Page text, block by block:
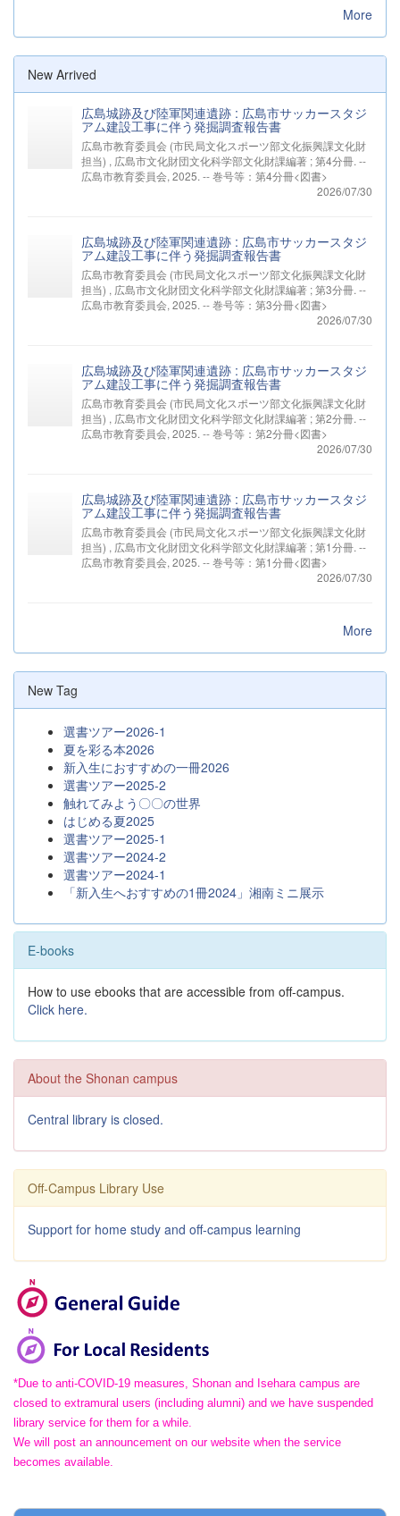
More
New Arrived
広島城跡及び陸軍関連遺跡 : 広島市サッカースタジ
アム建設工事に伴う発掘調査報告書
広島市教育委員会 (市民局文化スポーツ部文化振興課文化財
担当) , 広島市文化財団文化科学部文化財課編著 ; 第4分冊. --
広島市教育委員会, 2025. -- 巻号等：第4分冊<図書>
2026/07/30
広島城跡及び陸軍関連遺跡 : 広島市サッカースタジ
アム建設工事に伴う発掘調査報告書
広島市教育委員会 (市民局文化スポーツ部文化振興課文化財
担当) , 広島市文化財団文化科学部文化財課編著 ; 第3分冊. --
広島市教育委員会, 2025. -- 巻号等：第3分冊<図書>
2026/07/30
広島城跡及び陸軍関連遺跡 : 広島市サッカースタジ
アム建設工事に伴う発掘調査報告書
広島市教育委員会 (市民局文化スポーツ部文化振興課文化財
担当) , 広島市文化財団文化科学部文化財課編著 ; 第2分冊. --
広島市教育委員会, 2025. -- 巻号等：第2分冊<図書>
2026/07/30
広島城跡及び陸軍関連遺跡 : 広島市サッカースタジ
アム建設工事に伴う発掘調査報告書
広島市教育委員会 (市民局文化スポーツ部文化振興課文化財
担当) , 広島市文化財団文化科学部文化財課編著 ; 第1分冊. --
広島市教育委員会, 2025. -- 巻号等：第1分冊<図書>
2026/07/30
More
New Tag
選書ツアー2026-1
夏を彩る本2026
新入生におすすめの一冊2026
選書ツアー2025-2
触れてみよう〇〇の世界
はじめる夏2025
選書ツアー2025-1
選書ツアー2024-2
選書ツアー2024-1
「新入生へおすすめの1冊2024」湘南ミニ展示
E-books
How to use ebooks that are accessible from off-campus.
Click here.
About the Shonan campus
Central library is closed.
Off-Campus Library Use
Support for home study and off-campus learning
*Due to anti-COVID-19 measures, Shonan and Isehara campus are
closed to extramural users (including alumni) and we have suspended
library service for them for a while.
We will post an announcement on our website when the service
becomes available.